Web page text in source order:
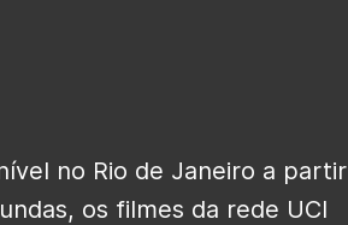
no Rio de Janeiro a partir
os filmes da rede UCI